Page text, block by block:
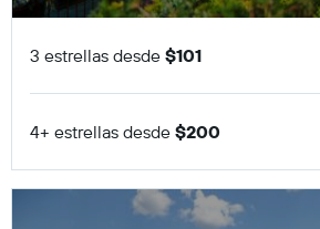
3 estrellas desde $101
4+ estrellas desde $200